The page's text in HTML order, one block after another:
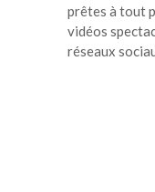
prêtes à tout
vidéos
réseaux